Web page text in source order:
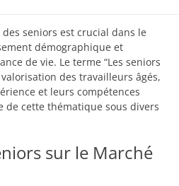
seniors est crucial dans le
démographique et
de vie. Le terme “Les seniors
valorisation des travailleurs âgés,
et leurs compétences
de cette thématique sous divers
sur le Marché